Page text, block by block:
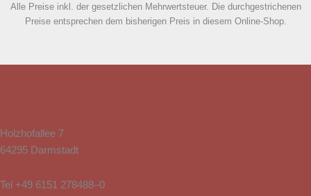
Alle Preise inkl. der gesetzlichen Mehrwertsteuer. Die durchgestrichenen
Preise entsprechen dem bisherigen Preis in diesem Online-Shop.
Holzhofallee 7
64295 Darmstadt
Tel +49 6151 278488–0